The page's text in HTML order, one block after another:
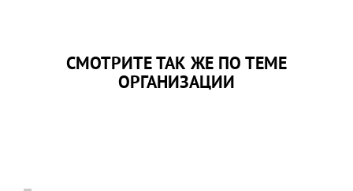
СМОТРИТЕ ТАК ЖЕ ПО ТЕМЕ
ОРГАНИЗАЦИИ